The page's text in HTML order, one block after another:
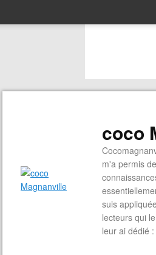
coco
m'a permis
suis
lecteurs qui
leur ai dédié